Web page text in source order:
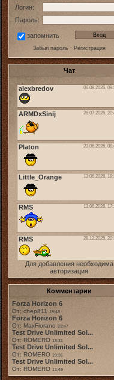
Логин:
Пароль:
запомнить
Забыл пароль· Регистрация
Чат
Для добавления необходима
авторизация
Комментарии
Forza Horizon 6
От: chep811 19:48
Forza Horizon 6
От: MaxFiorano 23:47
Test Drive Unlimited Sol...
От: ROMERO 18:31
Test Drive Unlimited Sol...
От: ROMERO 19:31
Test Drive Unlimited Sol...
От: ROMERO 11:49